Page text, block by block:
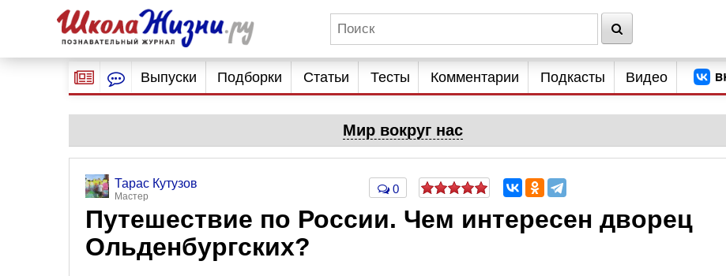
Выпуски Подборки Статьи Тесты Комментарии Подкасты Видео
Мир вокруг нас
Тарас Кутузов
Мастер
0
Путешествие по России. Чем интересен дворец
Ольденбургских?